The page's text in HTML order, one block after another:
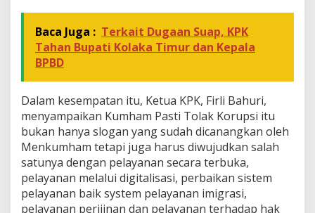
Baca Juga : Terkait Dugaan Suap, KPK
Tahan Bupati Kolaka Timur dan Kepala
BPBD
Dalam kesempatan itu, Ketua KPK, Firli Bahuri,
menyampaikan Kumham Pasti Tolak Korupsi itu
bukan hanya slogan yang sudah dicanangkan oleh
Menkumham tetapi juga harus diwujudkan salah
satunya dengan pelayanan secara terbuka,
pelayanan melalui digitalisasi, perbaikan sistem
pelayanan baik system pelayanan imigrasi,
pelayanan perijinan dan pelayanan terhadap hak